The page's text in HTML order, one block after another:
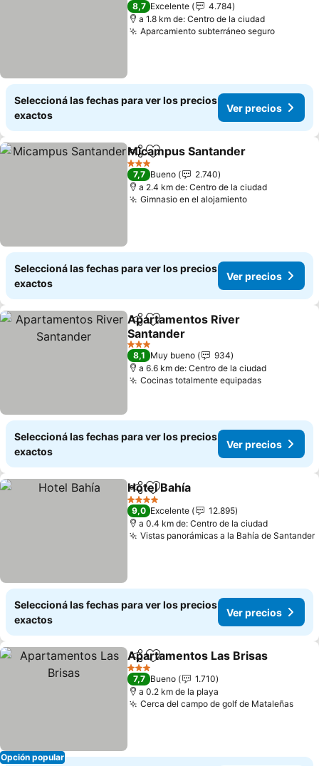
8,7 Excelente
4.784
a 1.8 km de: Centro de la ciudad
Aparcamiento subterráneo seguro
Seleccioná las fechas para ver los precios
exactos
Ver precios
CompartirAñadir a favoritos
Micampus Santander
3 Estrellas
7,7 Bueno
2.740
a 2.4 km de: Centro de la ciudad
Gimnasio en el alojamiento
Seleccioná las fechas para ver los precios
exactos
Ver precios
CompartirAñadir a favoritos
Apartamentos River
Santander
3 Estrellas
8,1 Muy bueno
934
a 6.6 km de: Centro de la ciudad
Cocinas totalmente equipadas
Seleccioná las fechas para ver los precios
exactos
Ver precios
CompartirAñadir a favoritos
Hotel Bahía
4 Estrellas
9,0 Excelente
12.895
a 0.4 km de: Centro de la ciudad
Vistas panorámicas a la Bahía de Santander
Seleccioná las fechas para ver los precios
exactos
Ver precios
Opción popular
CompartirAñadir a favoritos
Apartamentos Las Brisas
3 Estrellas
7,7 Bueno
1.710
a 0.2 km de la playa
Cerca del campo de golf de Mataleñas